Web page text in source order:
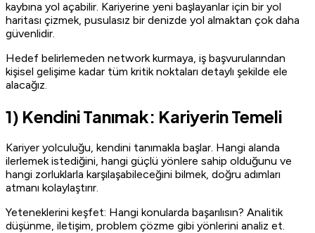
kaybına yol açabilir. Kariyerine yeni başlayanlar için bir yol
haritası çizmek, pusulasız bir denizde yol almaktan çok daha
güvenlidir.
Hedef belirlemeden network kurmaya, iş başvurularından
kişisel gelişime kadar tüm kritik noktaları detaylı şekilde ele
alacağız.
1) Kendini Tanımak: Kariyerin Temeli
Kariyer yolculuğu, kendini tanımakla başlar. Hangi alanda
ilerlemek istediğini, hangi güçlü yönlere sahip olduğunu ve
hangi zorluklarla karşılaşabileceğini bilmek, doğru adımları
atmanı kolaylaştırır.
Yeteneklerini keşfet: Hangi konularda başarılısın? Analitik
düşünme, iletişim, problem çözme gibi yönlerini analiz et.